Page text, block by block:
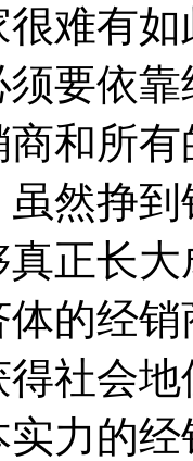
难有
要依
所有
然挣
正长
的经
社会
力的